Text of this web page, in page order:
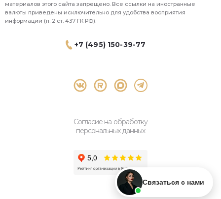
+7 (495) 150-39-77
Согласие на обработку
персональных данных
материалов этого сайта запрещено. Все ссылки на иностранные
валюты приведены исключительно для удобства восприятия
информации (п. 2 ст. 437 ГК РФ).
Связаться с нами